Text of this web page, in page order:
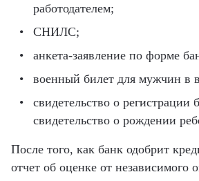
работодателем;
СНИЛС;
анкета-заявление по форме
военный билет для мужчин в
свидетельство о регистрации
свидетельство о рождении
После того, как банк одобрит
отчет об оценке от независимого